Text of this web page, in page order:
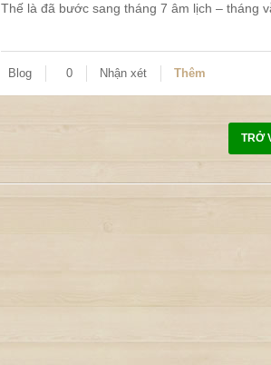
Thế là đã bước sang tháng 7 âm lịch – tháng
Blog 0 Nhận xét Thêm
TRỞ